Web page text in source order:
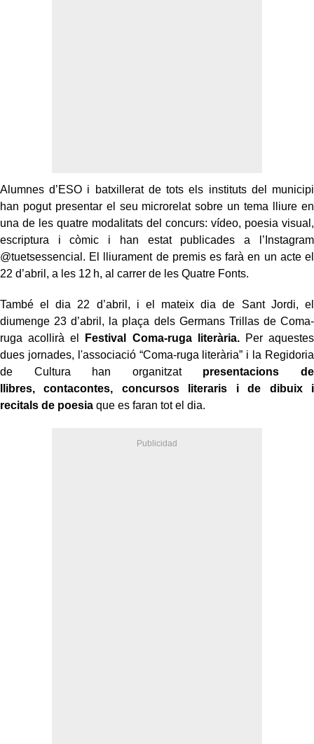
Alumnes d’ESO i batxillerat de tots els instituts del municipi
han pogut presentar el seu microrelat sobre un tema lliure en
una de les quatre modalitats del concurs: vídeo, poesia visual,
escriptura i còmic i han estat publicades a l’Instagram
@tuetsessencial. El lliurament de premis es farà en un acte el
22 d’abril, a les 12 h, al carrer de les Quatre Fonts.
També el dia 22 d’abril, i el mateix dia de Sant Jordi, el
diumenge 23 d’abril, la plaça dels Germans Trillas de Coma-
ruga acollirà el
Festival Coma-ruga literària.Per aquestes
dues jornades, l'associació “Coma-ruga literària” i la Regidoria
de Cultura han organitzat presentacions de
llibres,
contacontes, concursos literaris i de dibuix i
recitals de poesia que es faran tot el dia.